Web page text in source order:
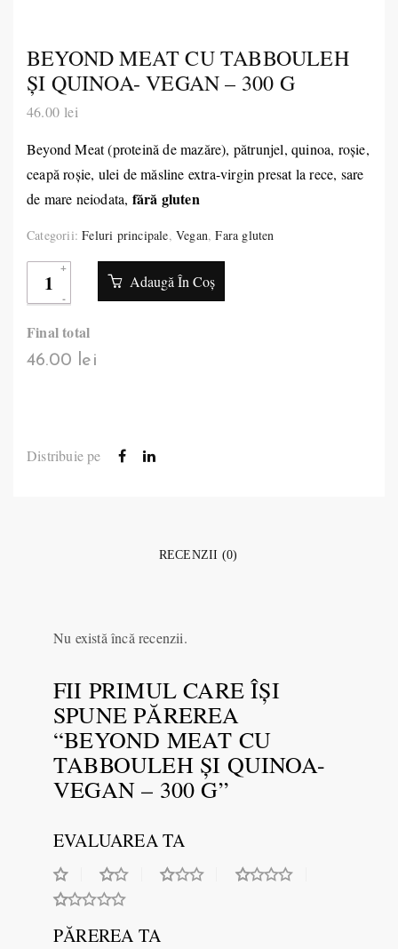
BEYOND MEAT CU TABBOULEH
ŞI QUINOA- VEGAN – 300 G
46.00 lei
Beyond Meat (proteină de mazăre), pătrunjel, quinoa, roşie,
ceapă roşie, ulei de măsline extra-virgin presat la rece, sare
de mare neiodata, fără gluten
Categorii:Feluri principale,Vegan,Fara gluten
Adaugă În Coș
Final total
46.00 lei
Distribuie pe
RECENZII (0)
Nu există încă recenzii.
FII PRIMUL CARE ÎȘI
SPUNE PĂREREA
“BEYOND MEAT CU
TABBOULEH ŞI QUINOA-
VEGAN – 300 G”
EVALUAREA TA
PĂREREA TA